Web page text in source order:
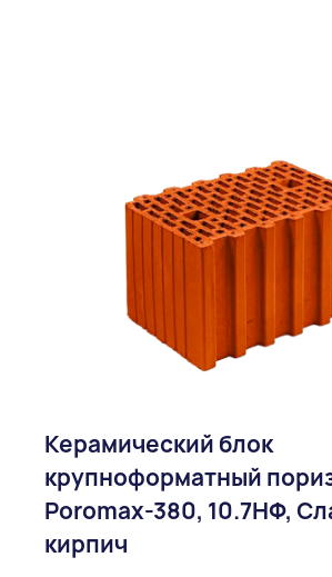
Керамический блок
крупноформатный
Poromax-380, 10.7НФ,
кирпич